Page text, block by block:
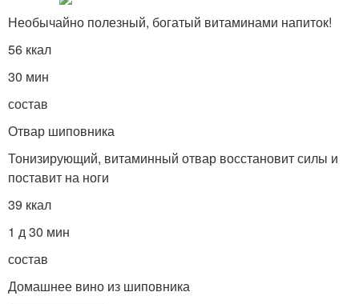
Необычайно полезный, богатый витаминами напиток!
56 ккал
30 мин
состав
Отвар шиповника
Тонизирующий, витаминный отвар восстановит силы и
поставит на ноги
39 ккал
1 д 30 мин
состав
Домашнее вино из шиповника